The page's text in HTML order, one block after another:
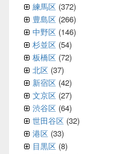
練馬区 (372)
豊島区 (266)
中野区 (146)
杉並区 (54)
板橋区 (72)
北区 (37)
新宿区 (42)
文京区 (27)
渋谷区 (64)
世田谷区 (32)
港区 (33)
目黒区 (8)